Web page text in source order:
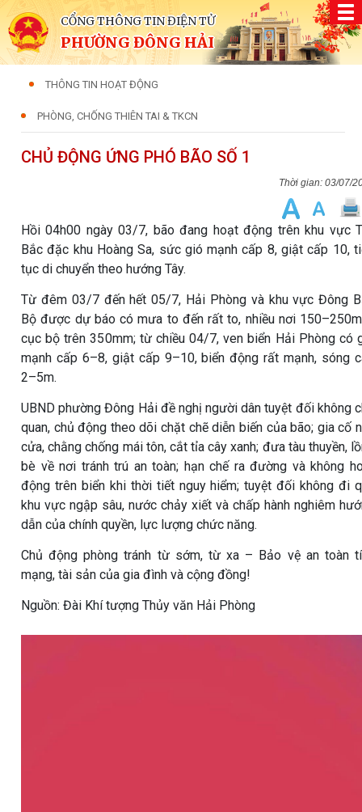
CỔNG THÔNG TIN ĐIỆN TỬ
PHƯỜNG ĐÔNG HẢI
THÔNG TIN HOẠT ĐỘNG
PHÒNG, CHỐNG THIÊN TAI & TKCN
CHỦ ĐỘNG ỨNG PHÓ BÃO SỐ 1
03/07/
Hồi 04h00 ngày 03/7, bão đang hoạt động trên khu vực
Bắc đặc khu Hoàng Sa, sức gió mạnh cấp 8, giật cấp 10,
tục di chuyển theo hướng Tây.
Từ đêm 03/7 đến hết 05/7, Hải Phòng và khu vực Đông
Bộ được dự báo có mưa to đến rất to, nhiều nơi
cục bộ trên 350mm; từ chiều 04/7, ven biển Hải Phòng có
mạnh cấp 6–8, giật cấp 9–10, biển động rất mạnh, sóng
2–5m.
UBND phường Đông Hải đề nghị người dân tuyệt đối không
quan, chủ động theo dõi chặt chẽ diễn biến của bão; gia cố
cửa, chằng chống mái tôn, cắt tỉa cây xanh; đưa tàu thuyền,
bè về nơi tránh trú an toàn; hạn chế ra đường và không
động trên biển khi thời tiết nguy hiểm; tuyệt đối không đi
khu vực ngập sâu, nước chảy xiết và chấp hành nghiêm
dẫn của chính quyền, lực lượng chức năng.
Chủ động phòng tránh từ sớm, từ xa – Bảo vệ an toàn
mạng, tài sản của gia đình và cộng đồng!
Nguồn: Đài Khí tượng Thủy văn Hải Phòng